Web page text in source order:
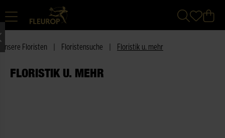
Unsere Floristen Floristensuche Floristik u. mehr
FLORISTIK U. MEHR